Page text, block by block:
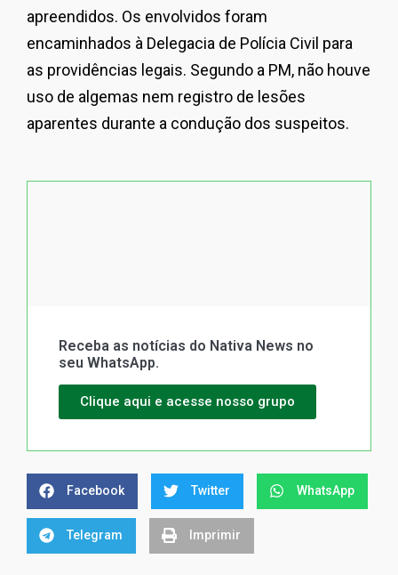
apreendidos. Os envolvidos foram
encaminhados à Delegacia de Polícia Civil para
as providências legais. Segundo a PM, não houve
uso de algemas nem registro de lesões
aparentes durante a condução dos suspeitos.
Receba as notícias do Nativa News no
seu WhatsApp.
Clique aqui e acesse nosso grupo
Facebook Twitter WhatsApp
Telegram Imprimir